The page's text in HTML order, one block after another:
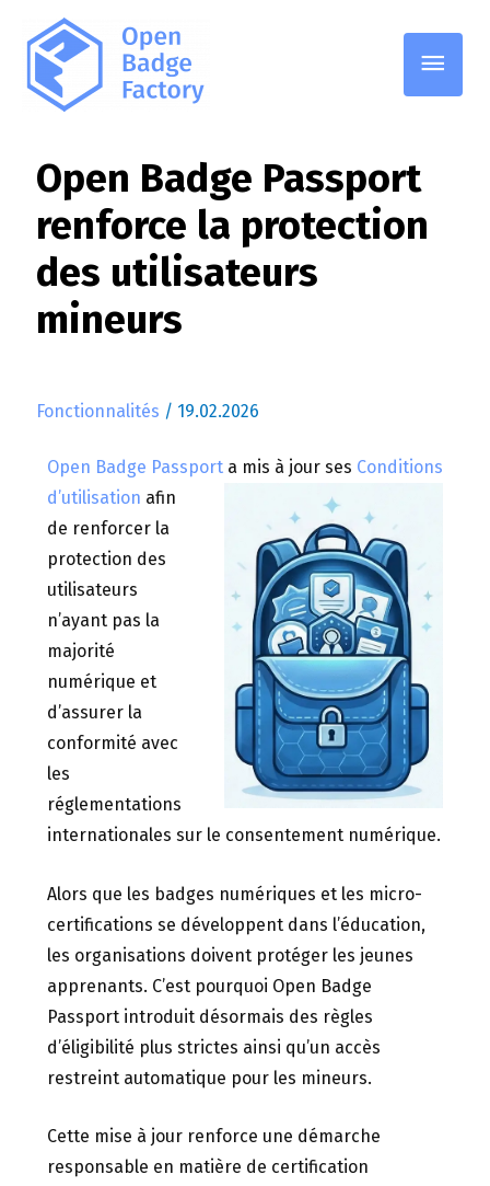
Open Badge Passport
renforce la protection
des utilisateurs
mineurs
Fonctionnalités / 19.02.2026
Open Badge Passporta mis à jour ses Conditions
d’utilisation afin
de renforcer la
protection des
utilisateurs
n’ayant pas la
majorité
numérique et
d’assurer la
conformité avec
les
réglementations
internationales sur le consentement numérique.
Alors que les badges numériques et les micro-
certifications se développent dans l’éducation,
les organisations doivent protéger les jeunes
apprenants. C’est pourquoi Open Badge
Passport introduit désormais des règles
d’éligibilité plus strictes ainsi qu’un accès
restreint automatique pour les mineurs.
Cette mise à jour renforce une démarche
responsable en matière de certification